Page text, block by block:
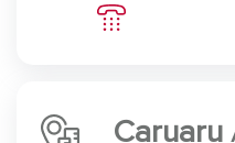
Caruaru